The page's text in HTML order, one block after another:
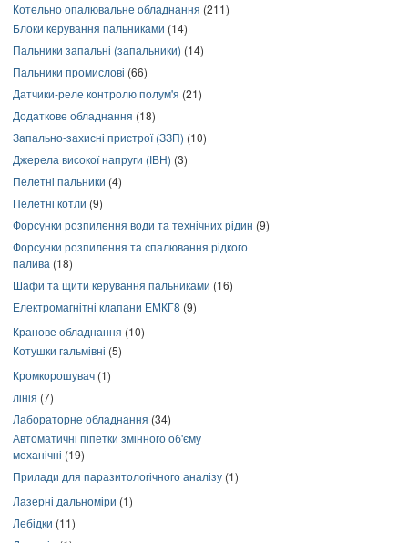
Котельно опалювальне обладнання (211)
Блоки керування пальниками (14)
Пальники запальні (запальники) (14)
Пальники промислові (66)
Датчики-реле контролю полум'я (21)
Додаткове обладнання (18)
Запально-захисні пристрої (ЗЗП) (10)
Джерела високої напруги (ІВН) (3)
Пелетні пальники (4)
Пелетні котли (9)
Форсунки розпилення води та технічних рідин (9)
Форсунки розпилення та спалювання рідкого
палива (18)
Шафи та щити керування пальниками (16)
Електромагнітні клапани ЕМКГ8 (9)
Кранове обладнання (10)
Котушки гальмівні (5)
Кромкорошувач (1)
лінія (7)
Лабораторне обладнання (34)
Автоматичні піпетки змінного об'єму
механічні (19)
Прилади для паразитологічного аналізу (1)
Лазерні дальноміри (1)
Лебідки (11)